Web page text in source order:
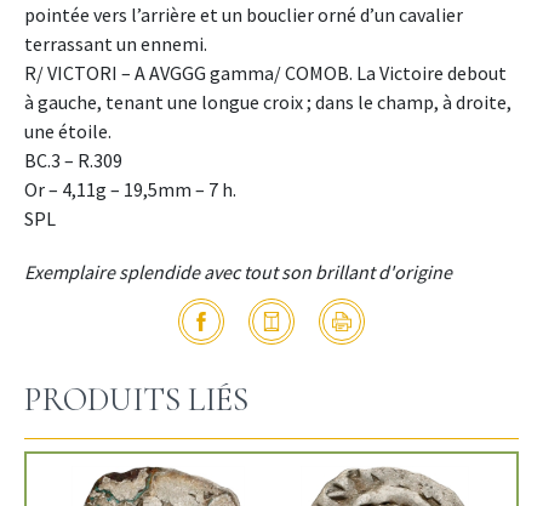
pointée vers l’arrière et un bouclier orné d’un cavalier
terrassant un ennemi.
R/ VICTORI – A AVGGG gamma/ COMOB. La Victoire debout
à gauche, tenant une longue croix ; dans le champ, à droite,
une étoile.
BC.3 – R.309
Or – 4,11g – 19,5mm – 7 h.
SPL
Exemplaire splendide avec tout son brillant d'origine
PRODUITS LIÉS